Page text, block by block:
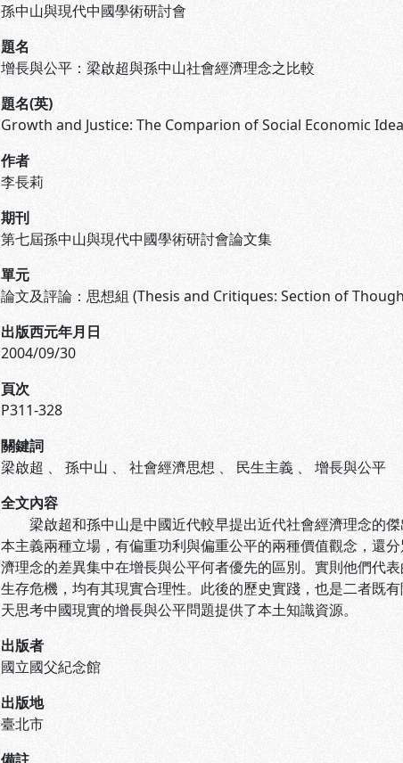
孫中山與現代中國學術研討會
題名
增長與公平：梁啟超與孫中山社會經濟理念之比較
題名(英)
Growth and Justice: The Comparion of Social Economic
作者
李長莉
期刊
第七屆孫中山與現代中國學術研討會論文集
單元
論文及評論：思想組 (Thesis and Critiques: Section of
出版西元年月日
2004/09/30
頁次
P311-328
關鍵詞
梁啟超 、 孫中山 、 社會經濟思想 、 民生主義 、 增長與公平
全文內容
梁啟超和孫中山是中國近代較早提出近代社會經濟理念的傑
本主義兩種立場，有偏重功利與偏重公平的兩種價值觀念，還
濟理念的差異集中在增長與公平何者優先的區別。實則他們代
生存危機，均有其現實合理性。此後的歷史實踐，也是二者既
天思考中國現實的增長與公平問題提供了本土知識資源。
出版者
國立國父紀念館
出版地
臺北市